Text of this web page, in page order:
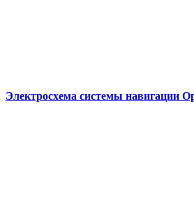
Электросхема системы навигации